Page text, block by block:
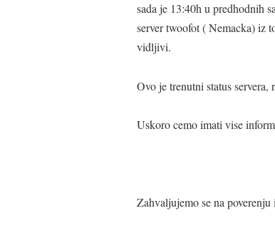
sada je 13:40h u predhodnih
server twoofot ( Nemacka) iz
vidljivi.
Ovo je trenutni status
Uskoro cemo imati vise
Zahvaljujemo se na